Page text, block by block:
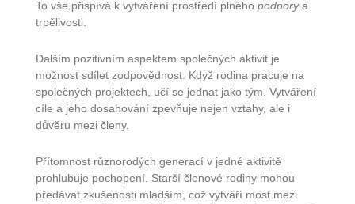
To vše přispívá k vytváření prostředí plného podporya
trpělivosti.
Dalším pozitivním aspektem společných aktivit je
možnost sdílet zodpovědnost. Když rodina pracuje na
společných projektech, učí se jednat jako tým. Vytváření
cíle a jeho dosahování zpevňuje nejen vztahy, ale i
důvěru mezi členy.
Přítomnost různorodých generací v jedné aktivitě
prohlubuje pochopení. Starší členové rodiny mohou
předávat zkušenosti mladším, což vytváří most mezi